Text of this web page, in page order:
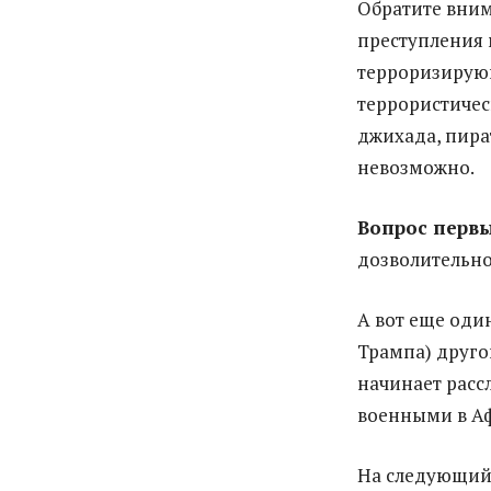
Обратите
джихада,
невозможно.
Вопрос
А вот еще
Трампа)
начинает
военными в
На